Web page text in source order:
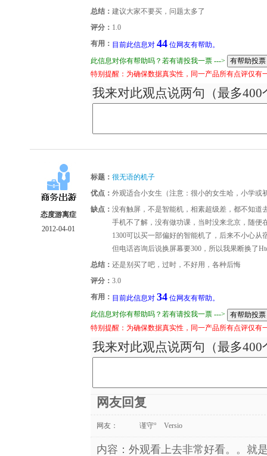
总结： 建议大家不要买，问题太多了
评分： 1.0
有用： 目前此信息对 44 位网友有帮助。
此信息对你有帮助吗？若有请投我一票 --->
特别提醒：为确保数据真实性，同一产品所有点评仅有
我来对此观点说两句（最多400
态度游离症
2012-04-01
标题： 很无语的机子
优点： 外观适合小女生（注意：很小的女生哈，小学或
缺点： 没有触屏，不是智能机，相素超级差，都不知
手机不了解，没有做功课，当时没来北京，随便
1300可以买一部偏好的智能机了，后来不小心
但电话咨询后说换屏幕要300，所以我果断换了
总结： 还是别买了吧，过时，不好用，各种后悔
评分： 3.0
有用： 目前此信息对 34 位网友有帮助。
此信息对你有帮助吗？若有请投我一票 --->
特别提醒：为确保数据真实性，同一产品所有点评仅有
我来对此观点说两句（最多400
网友回复
网友： 谨守° Versio
内容：外观看上去非常好看。。就